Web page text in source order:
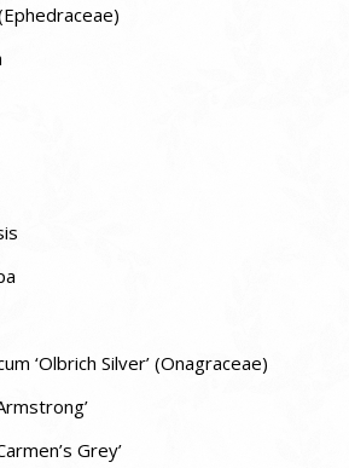
‘Olbrich Silver’ (Onagraceae)
Grey’